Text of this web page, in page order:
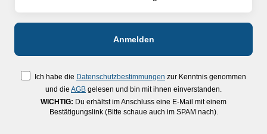
Ich habe die Datenschutzbestimmungen zur Kenntnis genommen
und die AGB gelesen und bin mit ihnen einverstanden.
WICHTIG: Du erhältst im Anschluss eine E-Mail mit einem
Bestätigungslink (Bitte schaue auch im SPAM nach).